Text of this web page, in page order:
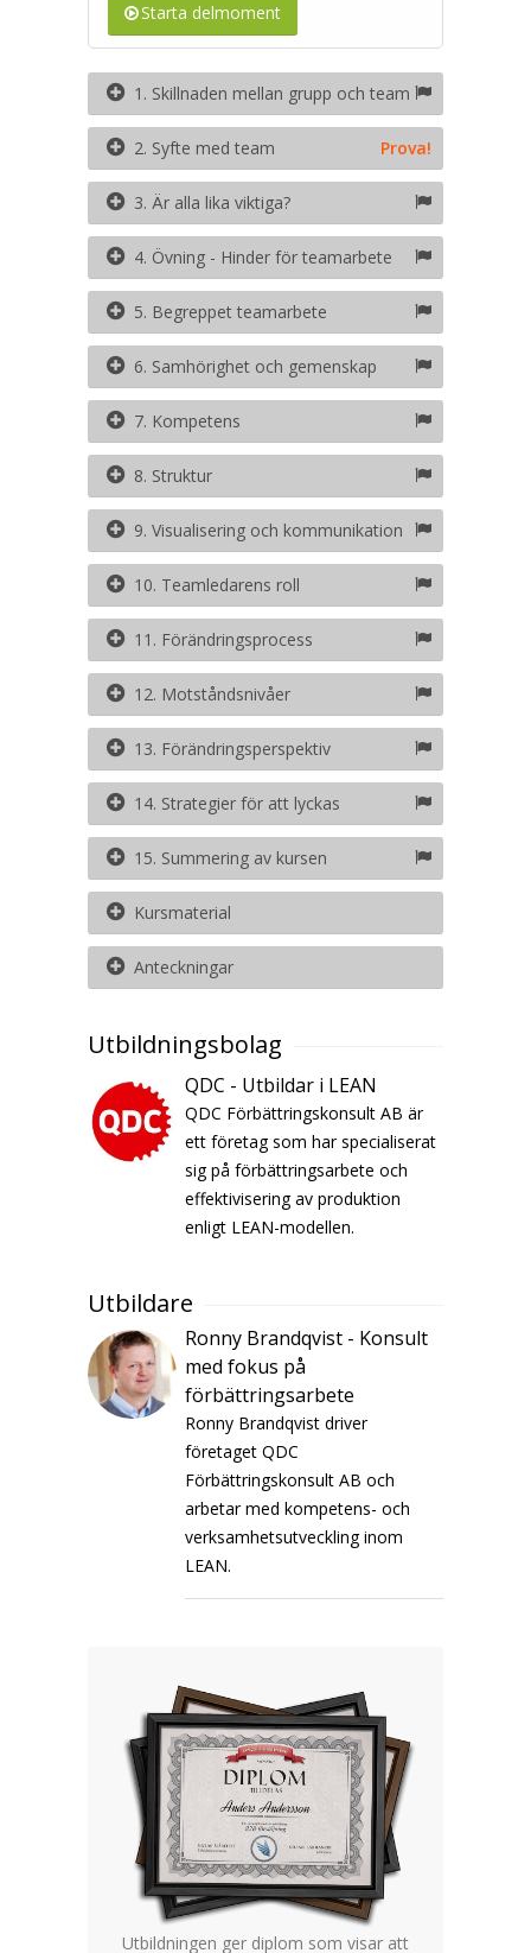
Starta delmoment
1. Skillnaden mellan grupp och team
2. Syfte med team Prova!
3. Är alla lika viktiga?
4. Övning - Hinder för teamarbete
5. Begreppet teamarbete
6. Samhörighet och gemenskap
7. Kompetens
8. Struktur
9. Visualisering och kommunikation
10. Teamledarens roll
11. Förändringsprocess
12. Motståndsnivåer
13. Förändringsperspektiv
14. Strategier för att lyckas
15. Summering av kursen
Kursmaterial
Anteckningar
Utbildningsbolag
QDC - Utbildar i LEAN
QDC Förbättringskonsult AB är
ett företag som har specialiserat
sig på förbättringsarbete och
effektivisering av produktion
enligt LEAN-modellen.
Utbildare
Ronny Brandqvist - Konsult
med fokus på
förbättringsarbete
Ronny Brandqvist driver
företaget QDC
Förbättringskonsult AB och
arbetar med kompetens- och
verksamhetsutveckling inom
LEAN.
Utbildningen ger diplom som visar att